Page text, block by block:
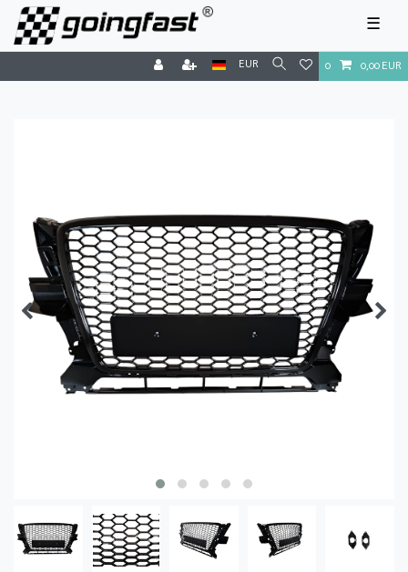
☰
EUR 0 0,00 EUR